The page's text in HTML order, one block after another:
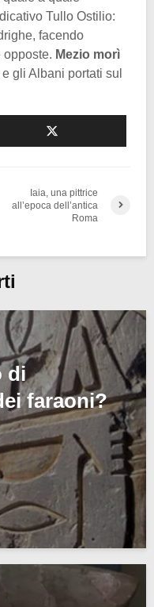
Tullo Ostilio:
facendo
Mezio morì
gli Albani portati sul
Iaia, una pittrice
all’epoca dell’antica
Roma
di
faraoni?